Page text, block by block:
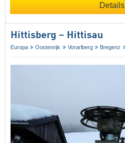
Details
Hittisberg – Hittisau
Europa Oostenrijk Vorarlberg Bregenz